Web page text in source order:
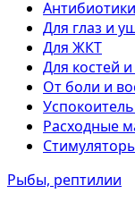
Для глаз и
Для ЖКТ
Для костей и
От боли и
Расходные
Рыбы, рептилии